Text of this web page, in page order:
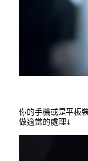
你的手機或是平板
做適當的處理↓